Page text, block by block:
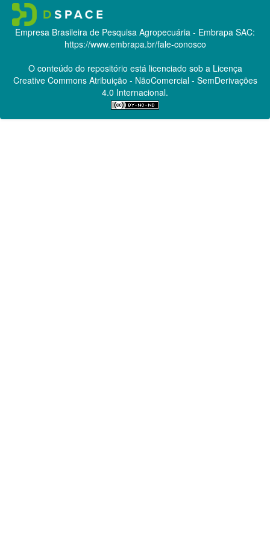
Empresa Brasileira de Pesquisa Agropecuária - Embrapa SAC:
https://www.embrapa.br/fale-conosco
O conteúdo do repositório está licenciado sob a Licença
Creative CommonsAtribuição - NãoComercial - SemDerivações
4.0 Internacional.